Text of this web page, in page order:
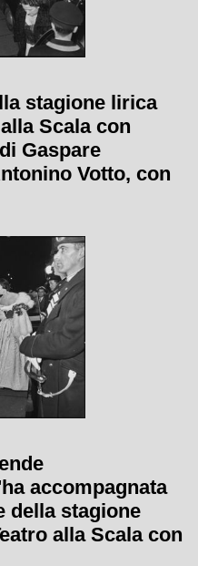
stagione lirica
Scala con
Gaspare
Votto, con
accompagnata
della stagione
alla Scala con